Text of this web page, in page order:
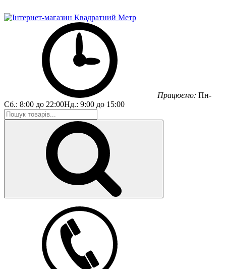
Працюємо: Пн-
Сб.: 8:00 до 22:00Нд.: 9:00 до 15:00